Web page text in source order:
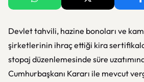
Devlet tahvili, hazine bonoları ve
şirketlerinin ihraç ettiği kira
stopaj düzenlemesinde süre
Cumhurbaşkanı Kararı ile mevcut